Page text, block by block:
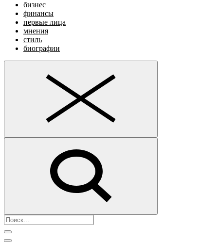
бизнес
финансы
первые лица
мнения
стиль
биографии